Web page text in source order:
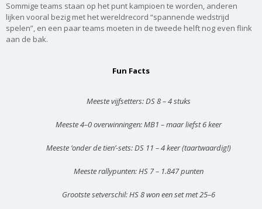
Sommige teams staan op het punt kampioen te worden, anderen
lijken vooral bezig met het wereldrecord “spannende wedstrijd
spelen”, en een paar teams moeten in de tweede helft nog even flink
aan de bak.
Fun Facts
Meeste vijfsetters: DS 8 – 4 stuks
Meeste 4–0 overwinningen: MB1 – maar liefst 6 keer
Meeste ‘onder de tien’-sets: DS 11 – 4 keer (taartwaardig!)
Meeste rallypunten: HS 7 – 1.847 punten
Grootste setverschil: HS 8 won een set met 25–6